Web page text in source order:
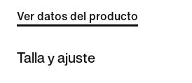
Ver datos del producto
Talla y ajuste